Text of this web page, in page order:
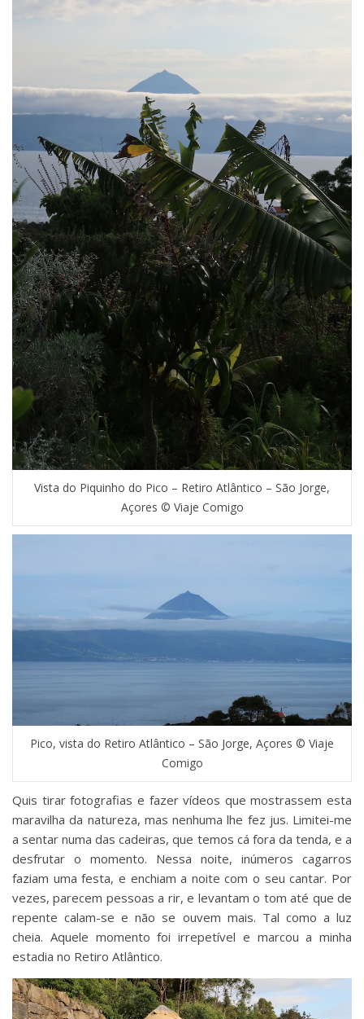
Vista do Piquinho do Pico – Retiro Atlântico – São Jorge,
Açores © Viaje Comigo
Pico, vista do Retiro Atlântico – São Jorge, Açores © Viaje
Comigo
Quis tirar fotografias e fazer vídeos que mostrassem esta
maravilha da natureza, mas nenhuma lhe fez jus. Limitei-me
a sentar numa das cadeiras, que temos cá fora da tenda, e a
desfrutar o momento. Nessa noite, inúmeros cagarros
faziam uma festa, e enchiam a noite com o seu cantar. Por
vezes, parecem pessoas a rir, e levantam o tom até que de
repente calam-se e não se ouvem mais. Tal como a luz
cheia. Aquele momento foi irrepetível e marcou a minha
estadia no Retiro Atlântico.